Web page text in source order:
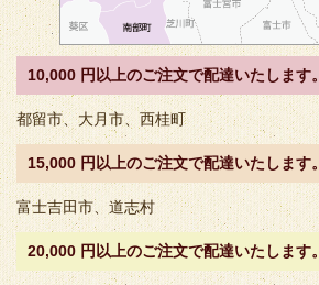
10,000 円以上のご注文で配達いたします。
都留市、大月市、西桂町
15,000 円以上のご注文で配達いたします。
富士吉田市、道志村
20,000 円以上のご注文で配達いたします。